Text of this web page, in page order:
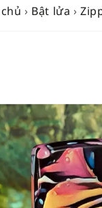
› Bật lửa ›